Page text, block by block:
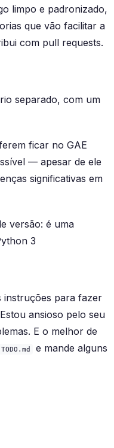
limpo e padronizado,
que vão facilitar a
com pull requests.
separado, com um
ficar no GAE
— apesar de ele
significativas em
versão: é uma
3
instruções para fazer
ansioso pelo seu
E o melhor de
TODO.md
e mande alguns